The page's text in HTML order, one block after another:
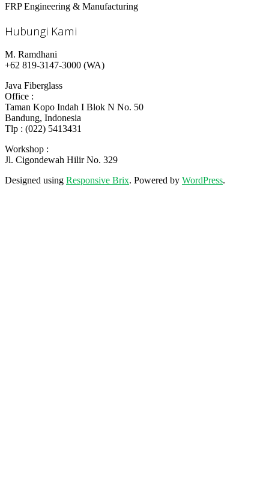
FRP Engineering & Manufacturing
Hubungi Kami
M. Ramdhani
+62 819-3147-3000 (WA)
Java Fiberglass
Office :
Taman Kopo Indah I Blok N No. 50
Bandung, Indonesia
Tlp : (022) 5413431
Workshop :
Jl. Cigondewah Hilir No. 329
Designed using Responsive Brix. Powered by WordPress.